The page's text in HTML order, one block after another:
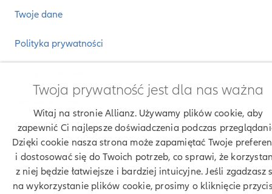
Twoje dane
Polityka prywatności
Zastrzeżenia prawne
Kontakt
Twoja prywatność jest dla nas ważna
Witaj na stronie Allianz. Używamy plików cookie, aby
zapewnić Ci najlepsze doświadczenia podczas
Dzięki cookie nasza strona może zapamiętać Twoje
i dostosować się do Twoich potrzeb, co sprawi, że
z niej będzie łatwiejsze i bardziej intuicyjne. Jeśli zgadzasz
na wykorzystanie plików cookie, prosimy o kliknięcie